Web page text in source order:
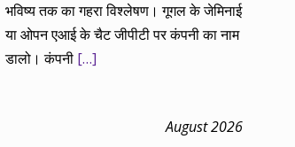
भविष्य तक का गहरा विश्लेषण। गूगल के जेमिनाई
या ओपन एआई के चैट जीपीटी पर कंपनी का नाम
डालो। कंपनी […]
August 2026